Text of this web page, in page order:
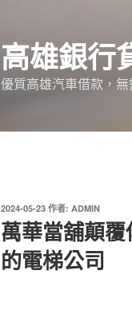
高雄銀行
優質高雄汽車借款，
發
佈
於
2024-05-23 作者: ADMIN
萬華當舖顛
的電梯公司